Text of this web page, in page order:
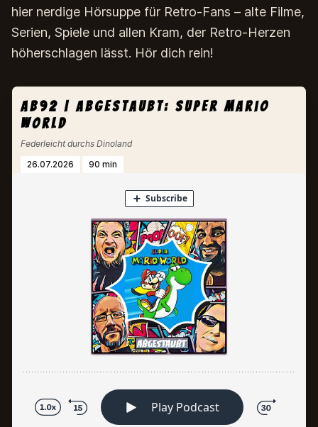
hier nerdige Hörsuppe für Retro-Fans – alte Filme,
Serien, Spiele und allen Kram, der Retro-Herzen
höherschlagen lässt. Hör dich rein!
ab92 | abgestaubt: super mario
world
Federleicht durchs Dinoland
26.07.2026
90 min